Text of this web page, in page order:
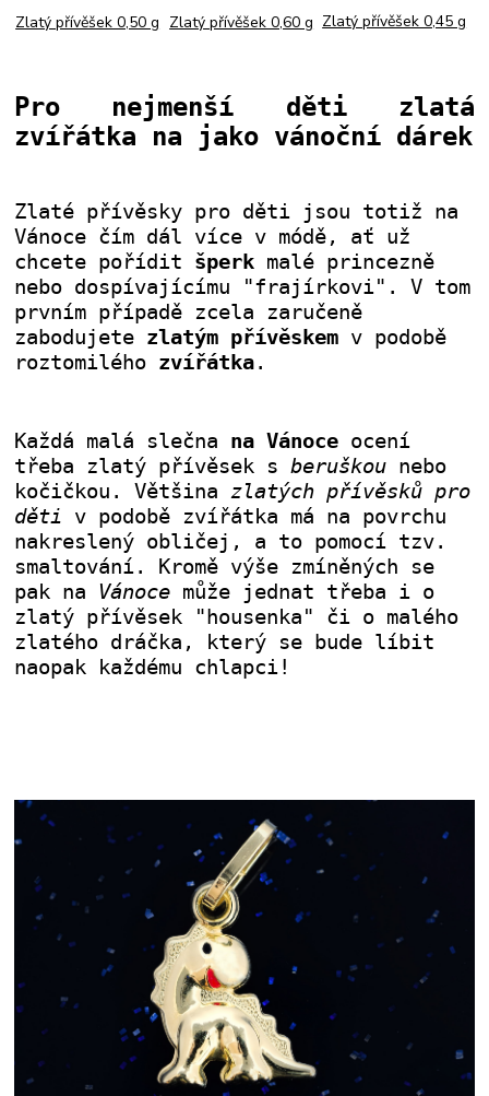
Zlatý přívěšek 0,50 g Zlatý přívěšek 0,60 g Zlatý přívěšek 0,45 g
Pro nejmenší děti zlatá
zvířátka na jako vánoční dárek
Zlaté přívěsky pro děti jsou totiž na
Vánoce čím dál více v módě, ať už
chcete pořídit šperk malé princezně
nebo dospívajícímu "frajírkovi". V tom
prvním případě zcela zaručeně
zabodujete zlatým přívěskem v podobě
roztomilého zvířátka.
Každá malá slečna na Vánoce ocení
třeba zlatý přívěsek sberuškou nebo
kočičkou. Většina zlatých přívěsků pro
děti v podobě zvířátka má na povrchu
nakreslený obličej, a to pomocí tzv.
smaltování. Kromě výše zmíněných se
pak na Vánoce může jednat třeba i o
zlatý přívěsek "housenka" či o malého
zlatého dráčka, který se bude líbit
naopak každému chlapci!